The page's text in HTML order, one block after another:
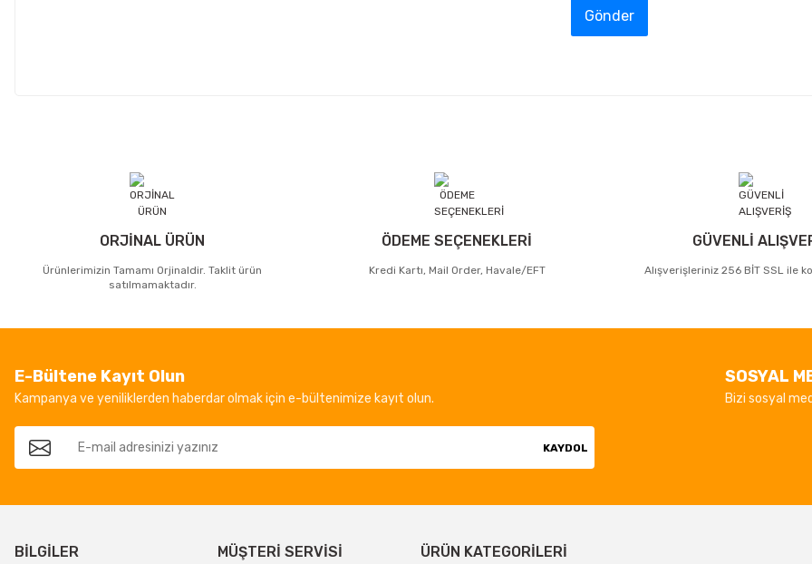
Gönder
ORJİNAL ÜRÜN
Ürünlerimizin Tamamı Orjinaldir. Taklit ürün
satılmamaktadır.
ÖDEME SEÇENEKLERİ
Kredi Kartı, Mail Order, Havale/EFT
GÜVENLİ
Alışverişleriniz 256 BİT SSL ile
E-Bültene Kayıt Olun
Kampanya ve yeniliklerden haberdar olmak için e-bültenimize kayıt olun.
KAYDOL
SOSYAL
Bizi sosyal
BİLGİLER MÜŞTERİ SERVİSİ ÜRÜN KATEGORİLERİ